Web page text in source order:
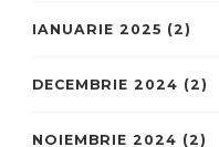
IANUARIE 2025 (2)
DECEMBRIE 2024 (2)
NOIEMBRIE 2024 (2)